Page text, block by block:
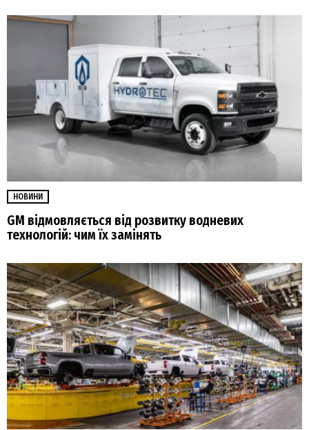
НОВИНИ
GM відмовляється від розвитку водневих
технологій: чим їх замінять